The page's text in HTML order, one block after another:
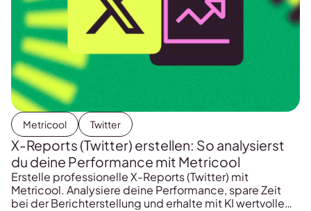
Metricool Twitter
X-Reports (Twitter) erstellen: So analysierst
du deine Performance mit Metricool
Erstelle professionelle X-Reports (Twitter) mit
Metricool. Analysiere deine Performance, spare Zeit
bei der Berichterstellung und erhalte mit KI wertvolle